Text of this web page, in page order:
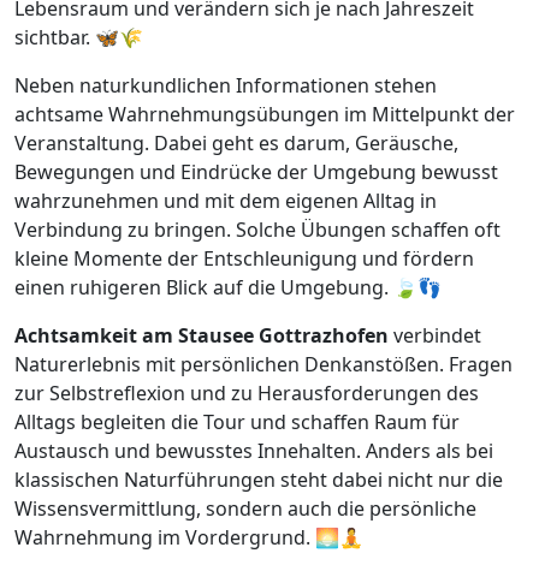
Lebensraum und verändern sich je nach Jahreszeit
sichtbar. 🦋🌾
Neben naturkundlichen Informationen stehen
achtsame Wahrnehmungsübungen im Mittelpunkt der
Veranstaltung. Dabei geht es darum, Geräusche,
Bewegungen und Eindrücke der Umgebung bewusst
wahrzunehmen und mit dem eigenen Alltag in
Verbindung zu bringen. Solche Übungen schaffen oft
kleine Momente der Entschleunigung und fördern
einen ruhigeren Blick auf die Umgebung. 🍃👣
Achtsamkeit am Stausee Gottrazhofen verbindet
Naturerlebnis mit persönlichen Denkanstößen. Fragen
zur Selbstreflexion und zu Herausforderungen des
Alltags begleiten die Tour und schaffen Raum für
Austausch und bewusstes Innehalten. Anders als bei
klassischen Naturführungen steht dabei nicht nur die
Wissensvermittlung, sondern auch die persönliche
Wahrnehmung im Vordergrund. 🌅🧘